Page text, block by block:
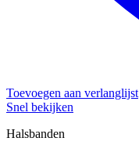
Toevoegen aan verlanglijst
Snel bekijken
Halsbanden